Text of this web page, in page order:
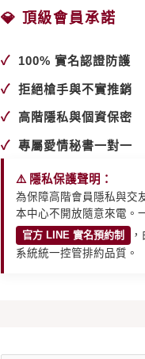
💎 頂級會員承諾
✓ 100% 實名認證防護
✓ 拒絕槍手與不實推銷
✓ 高階隱私與個資保密
✓ 專屬愛情秘書一對一
⚠️ 隱私保護聲明：
為保障高階會員隱私與交
本中心不開放隨意來電。
官方 LINE 實名預約制
系統統一控管排約品質。